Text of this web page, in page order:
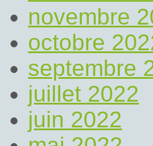
novembre
octobre
septembre
juillet 2022
juin 2022